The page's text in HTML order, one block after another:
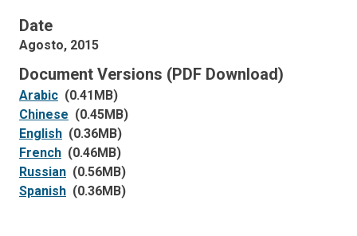
Date
Agosto, 2015
Document Versions (PDF Download)
Arabic (0.41MB)
Chinese (0.45MB)
English (0.36MB)
French (0.46MB)
Russian (0.56MB)
Spanish (0.36MB)